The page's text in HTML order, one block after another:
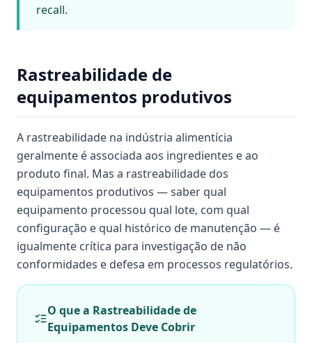
recall.
Rastreabilidade de
equipamentos produtivos
A rastreabilidade na indústria alimentícia
geralmente é associada aos ingredientes e ao
produto final. Mas a rastreabilidade dos
equipamentos produtivos — saber qual
equipamento processou qual lote, com qual
configuração e qual histórico de manutenção — é
igualmente crítica para investigação de não
conformidades e defesa em processos regulatórios.
O que a Rastreabilidade de
Equipamentos Deve Cobrir